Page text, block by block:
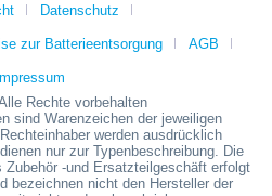
Datenschutz
zur Batterieentsorgung AGB
Impressum
Rechte vorbehalten
sind Warenzeichen der jeweiligen
werden ausdrücklich
nur zur Typenbeschreibung. Die
Zubehör -und Ersatzteilgeschäft erfolgt
bezeichnen nicht den Hersteller der